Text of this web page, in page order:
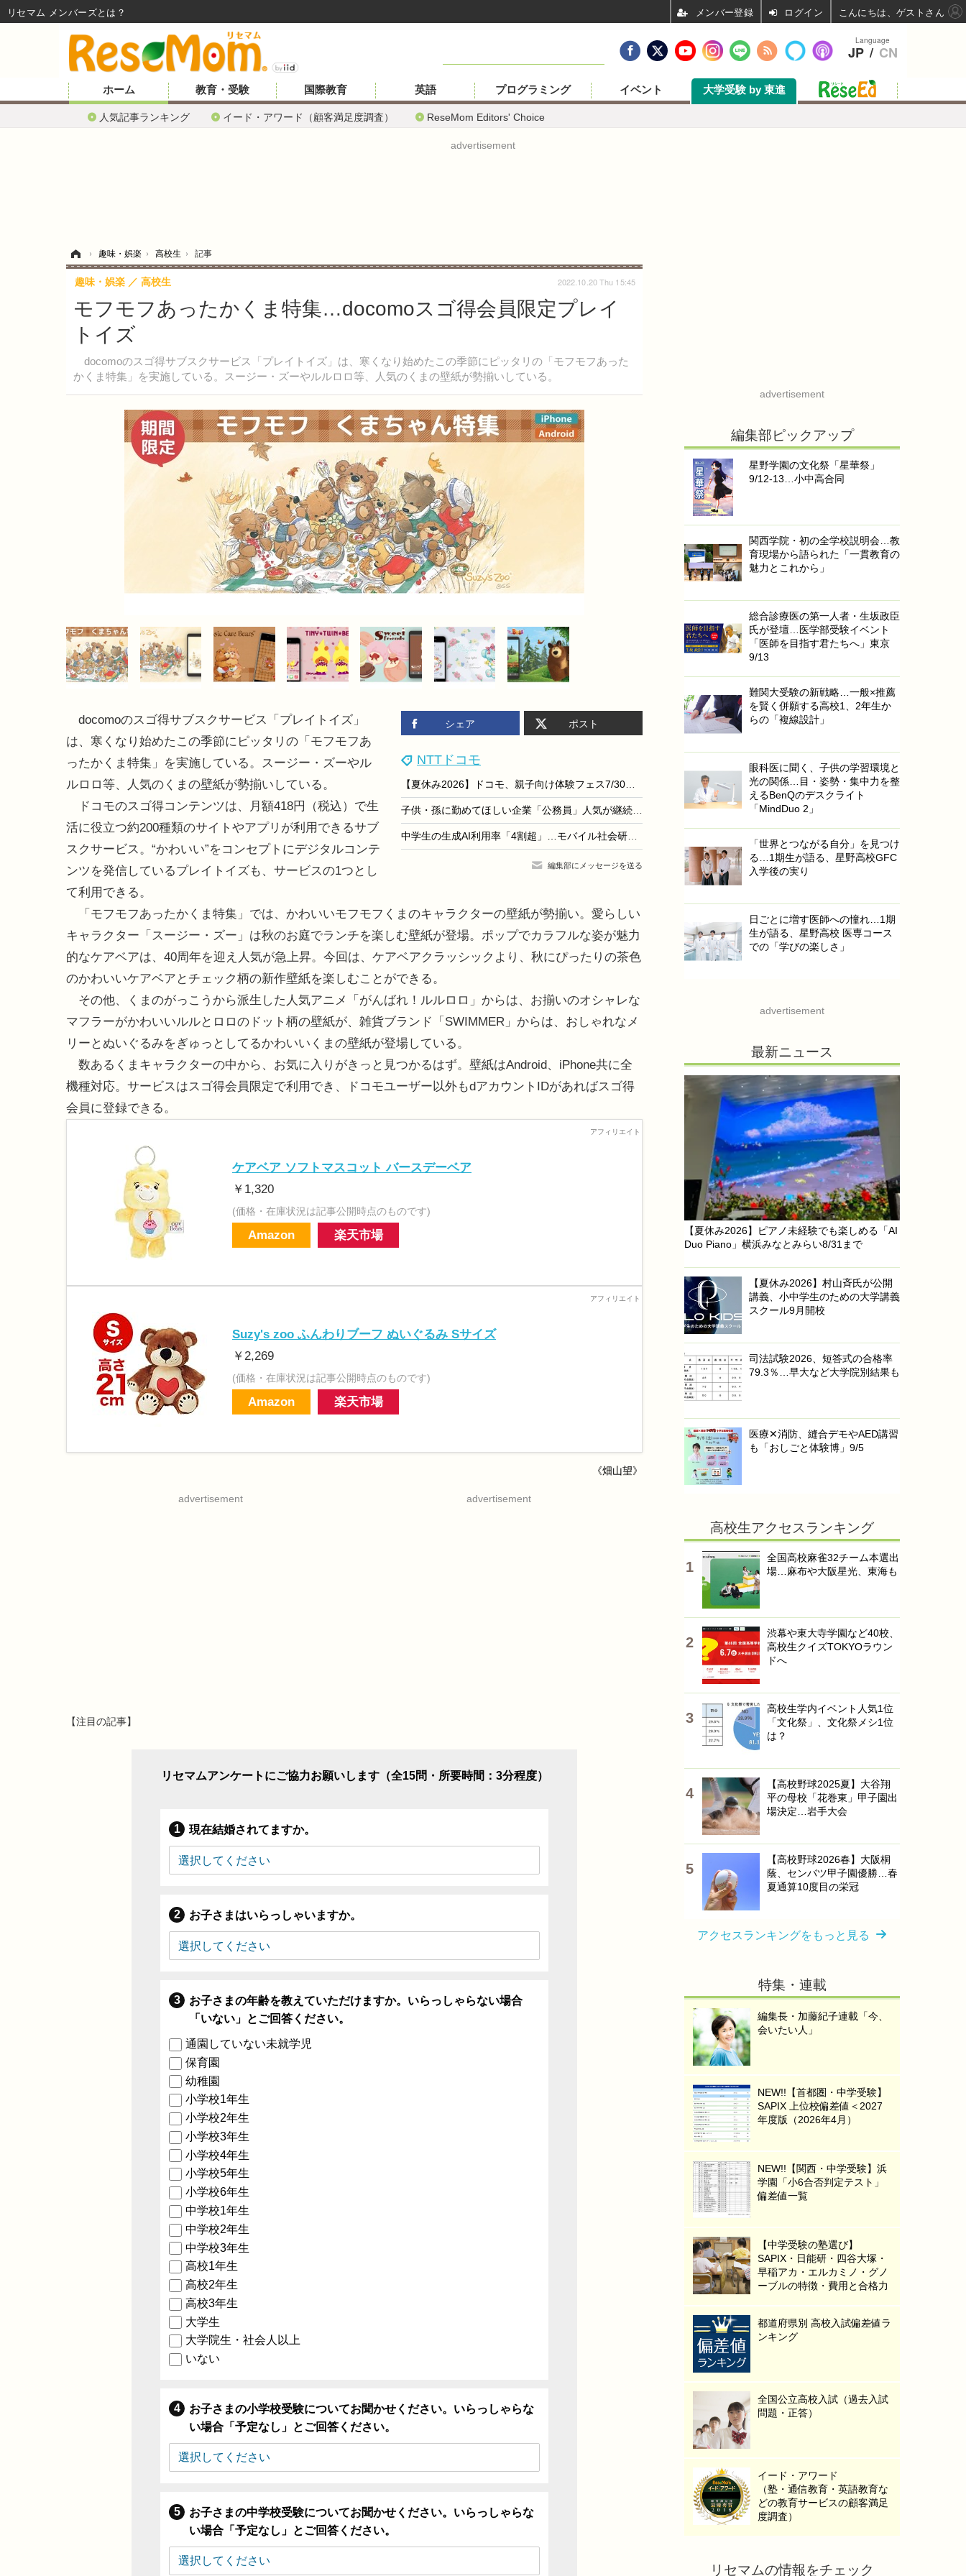
ホーム
人気記事ランキング イード・アワード（顧客満足度調査） ReseMom Editors' Choice
教育・受験 国際教育 英語 プログラミング イベント 大学受験 by 東進
advertisement
› 趣味・娯楽 › 高校生 › 記事
モフモフあったかくま特集…docomoスゴ得会員限定プレイ
トイズ
docomoのスゴ得サブスクサービス「プレイトイズ」は、寒くなり始めたこの季節にピッタリの「モフモフあった
かくま特集」を実施している。スージー・ズーやルルロロ等、人気のくまの壁紙が勢揃いしている。
趣味・娯楽 高校生 2022.10.20 Thu 15:45
シェア ポスト
NTTドコモ
【夏休み2026】ドコモ、親子向け体験フェス7/30から…スマホ分解やAI絵画
子供・孫に勤めてほしい企業「公務員」人気が継続…親世代は外資系も
中学生の生成AI利用率「4割超」…モバイル社会研究所
編集部にメッセージを送る
docomoのスゴ得サブスクサービス「プレイトイズ」
は、寒くなり始めたこの季節にピッタリの「モフモフあ
ったかくま特集」を実施している。スージー・ズーやル
ルロロ等、人気のくまの壁紙が勢揃いしている。
ドコモのスゴ得コンテンツは、月額418円（税込）で生
活に役立つ約200種類のサイトやアプリが利用できるサブ
スクサービス。“かわいい”をコンセプトにデジタルコンテ
ンツを発信しているプレイトイズも、サービスの1つとし
て利用できる。
「モフモフあったかくま特集」では、かわいいモフモフくまのキャラクターの壁紙が勢揃い。愛らしい
キャラクター「スージー・ズー」は秋のお庭でランチを楽しむ壁紙が登場。ポップでカラフルな姿が魅力
的なケアベアは、40周年を迎え人気が急上昇。今回は、ケアベアクラッシックより、秋にぴったりの茶色
のかわいいケアベアとチェック柄の新作壁紙を楽しむことができる。
その他、くまのがっこうから派生した人気アニメ「がんばれ！ルルロロ」からは、お揃いのオシャレな
マフラーがかわいいルルとロロのドット柄の壁紙が、雑貨ブランド「SWIMMER」からは、おしゃれなメ
リーとぬいぐるみをぎゅっとしてるかわいいくまの壁紙が登場している。
数あるくまキャラクターの中から、お気に入りがきっと見つかるはず。壁紙はAndroid、iPhone共に全
機種対応。サービスはスゴ得会員限定で利用でき、ドコモユーザー以外もdアカウントIDがあればスゴ得
会員に登録できる。
ケアベア ソフトマスコット バースデーベア
￥1,320
(価格・在庫状況は記事公開時点のものです)
Amazon 楽天市場
Suzy's zoo ふんわりブーフ ぬいぐるみ Sサイズ
￥2,269
(価格・在庫状況は記事公開時点のものです)
Amazon 楽天市場
《畑山望》
advertisement advertisement
【注目の記事】
リセマムアンケートにご協力お願いします（全15問・所要時間：3分程度）
現在結婚されてますか。
お子さまはいらっしゃいますか。
お子さまの年齢を教えていただけますか。いらっしゃらない場合
「いない」とご回答ください。
通園していない未就学児
保育園
幼稚園
小学校1年生
小学校2年生
小学校3年生
小学校4年生
小学校5年生
小学校6年生
中学校1年生
中学校2年生
中学校3年生
高校1年生
高校2年生
高校3年生
大学生
大学院生・社会人以上
いない
お子さまの小学校受験についてお聞かせください。いらっしゃらな
い場合「予定なし」とご回答ください。
お子さまの中学校受験についてお聞かせください。いらっしゃらな
い場合「予定なし」とご回答ください。
advertisement
編集部ピックアップ
星野学園の文化祭「星華祭」
9/12-13…小中高合同
関西学院・初の全学校説明会…教
育現場から語られた「一貫教育の
魅力とこれから」
総合診療医の第一人者・生坂政臣
氏が登壇…医学部受験イベント
「医師を目指す君たちへ」東京
9/13
難関大受験の新戦略…一般×推薦
を賢く併願する高校1、2年生か
らの「複線設計」
眼科医に聞く、子供の学習環境と
光の関係…目・姿勢・集中力を整
えるBenQのデスクライト
「MindDuo 2」
「世界とつながる自分」を見つけ
る…1期生が語る、星野高校GFC
入学後の実り
日ごとに増す医師への憧れ…1期
生が語る、星野高校 医専コース
での「学びの楽しさ」
advertisement
最新ニュース
【夏休み2026】ピアノ未経験でも楽しめる「AI
Duo Piano」横浜みなとみらい8/31まで
【夏休み2026】村山斉氏が公開
講義、小中学生のための大学講義
スクール9月開校
司法試験2026、短答式の合格率
79.3％…早大など大学院別結果も
医療✕消防、縫合デモやAED講習
も「おしごと体験博」9/5
高校生アクセスランキング
全国高校麻雀32チーム本選出
場…麻布や大阪星光、東海も
渋幕や東大寺学園など40校、
高校生クイズTOKYOラウン
ドへ
高校生学内イベント人気1位
「文化祭」、文化祭メシ1位
は？
【高校野球2025夏】大谷翔
平の母校「花巻東」甲子園出
場決定…岩手大会
【高校野球2026春】大阪桐
蔭、センバツ甲子園優勝…春
夏通算10度目の栄冠
アクセスランキングをもっと見る
特集・連載
編集長・加藤紀子連載「今、
会いたい人」
NEW!!【首都圏・中学受験】
SAPIX 上位校偏差値＜2027
年度版（2026年4月）
NEW!!【関西・中学受験】浜
学園「小6合否判定テスト」
偏差値一覧
【中学受験の塾選び】
SAPIX・日能研・四谷大塚・
早稲アカ・エルカミノ・グノ
ーブルの特徴・費用と合格力
都道府県別 高校入試偏差値ラ
ンキング
全国公立高校入試（過去入試
問題・正答）
イード・アワード
（塾・通信教育・英語教育な
どの教育サービスの顧客満足
度調査）
リセマムの情報をチェック
Language
JP / CN
リセマム メンバーズ ログイン こんにちは、ゲストさん